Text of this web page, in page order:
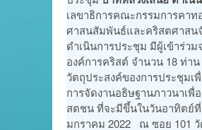
เลขาธิการคณะกรรมการคาท
ศาสนสัมพันธ์และคริสตศาสน
ดำเนินการประชุม มีผู้เข้าร่วม
องค์การคริสต์ จำนวน 18 ท่าน
วัตถุประสงค์ของการประชุมเ
การจัดงานอธิษฐานภาวนาเพื่
สตชน ที่จะมีขึ้นในวันอาทิตย์ที่
มกราคม 2022 ณ ซอย 101